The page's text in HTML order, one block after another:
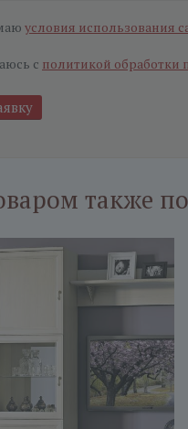
условия использования
с политикой обработки
также